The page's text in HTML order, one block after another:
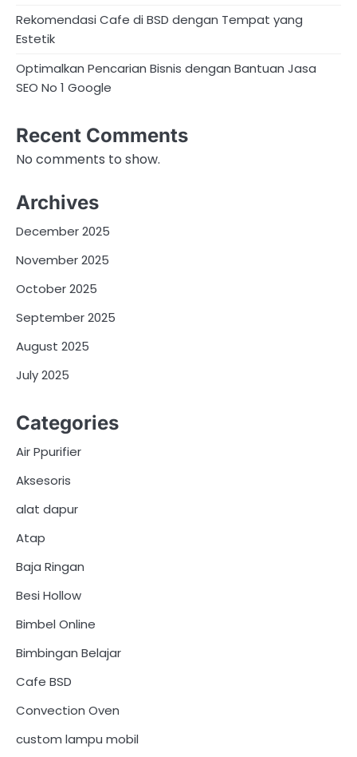
Rekomendasi Cafe di BSD dengan Tempat yang
Estetik
Optimalkan Pencarian Bisnis dengan Bantuan Jasa
SEO No 1 Google
Recent Comments
No comments to show.
Archives
December 2025
November 2025
October 2025
September 2025
August 2025
July 2025
Categories
Air Ppurifier
Aksesoris
alat dapur
Atap
Baja Ringan
Besi Hollow
Bimbel Online
Bimbingan Belajar
Cafe BSD
Convection Oven
custom lampu mobil